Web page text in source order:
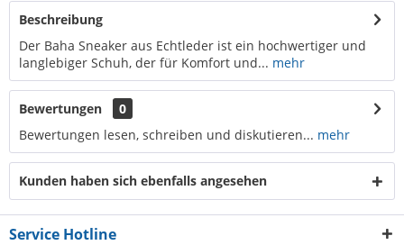
Beschreibung
Der Baha Sneaker aus Echtleder ist ein hochwertiger und
langlebiger Schuh, der für Komfort und... mehr
Bewertungen
0
Bewertungen lesen, schreiben und diskutieren... mehr
Kunden haben sich ebenfalls angesehen
Service Hotline